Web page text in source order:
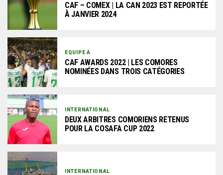
CAF – COMEX | LA CAN 2023 EST REPORTÉE
À JANVIER 2024
EQUIPE A
CAF AWARDS 2022 | LES COMORES
NOMINÉES DANS TROIS CATÉGORIES
INTERNATIONAL
DEUX ARBITRES COMORIENS RETENUS
POUR LA COSAFA CUP 2022
INTERNATIONAL